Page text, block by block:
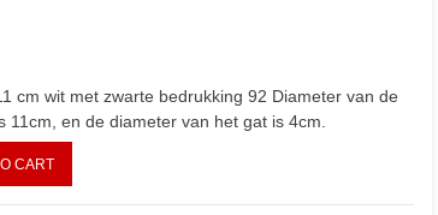
cm wit met zwarte bedrukking 92 Diameter van de
11cm, en de diameter van het gat is 4cm.
CART